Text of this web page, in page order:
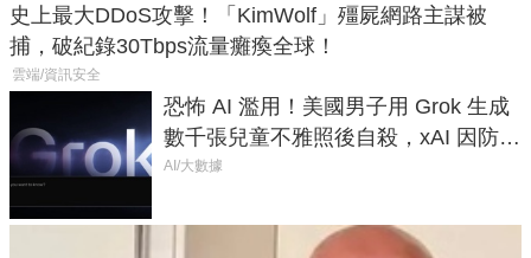
史上最大DDoS攻擊！「KimWolf」殭屍網路主謀被
捕，破紀錄30Tbps流量癱瘓全球！
雲端/資訊安全
恐怖 AI 濫用！美國男子用 Grok 生成
數千張兒童不雅照後自殺，xAI 因防護
失靈與不配合警方遭起訴
AI/大數據